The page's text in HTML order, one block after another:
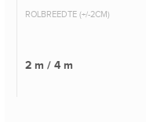
ROLBREEDTE (+/-2CM)
2 m / 4 m